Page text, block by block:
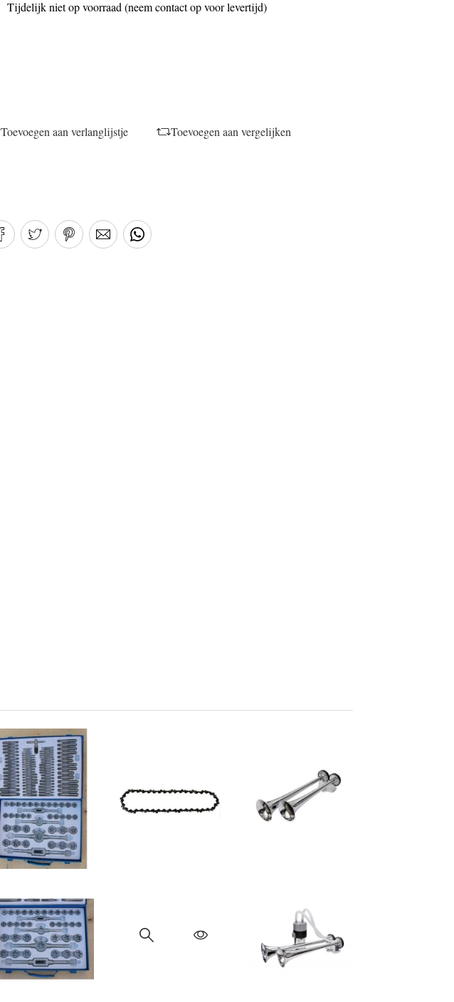
Tijdelijk niet op voorraad (neem contact op voor levertijd)
Toevoegen aan verlanglijstje Toevoegen aan vergelijken